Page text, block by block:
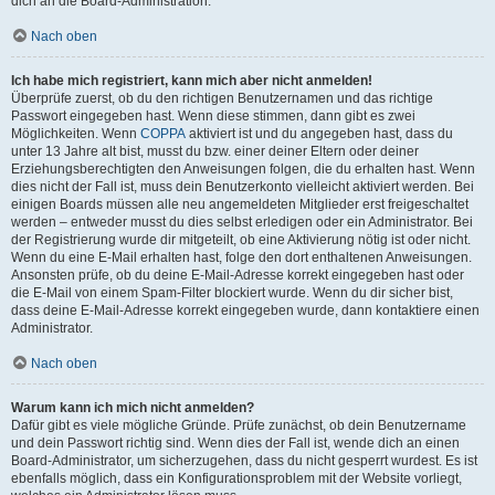
Nach oben
Ich habe mich registriert, kann mich aber nicht anmelden!
Überprüfe zuerst, ob du den richtigen Benutzernamen und das richtige
Passwort eingegeben hast. Wenn diese stimmen, dann gibt es zwei
Möglichkeiten. Wenn COPPA aktiviert ist und du angegeben hast, dass du
unter 13 Jahre alt bist, musst du bzw. einer deiner Eltern oder deiner
Erziehungsberechtigten den Anweisungen folgen, die du erhalten hast. Wenn
dies nicht der Fall ist, muss dein Benutzerkonto vielleicht aktiviert werden. Bei
einigen Boards müssen alle neu angemeldeten Mitglieder erst freigeschaltet
werden – entweder musst du dies selbst erledigen oder ein Administrator. Bei
der Registrierung wurde dir mitgeteilt, ob eine Aktivierung nötig ist oder nicht.
Wenn du eine E-Mail erhalten hast, folge den dort enthaltenen Anweisungen.
Ansonsten prüfe, ob du deine E-Mail-Adresse korrekt eingegeben hast oder
die E-Mail von einem Spam-Filter blockiert wurde. Wenn du dir sicher bist,
dass deine E-Mail-Adresse korrekt eingegeben wurde, dann kontaktiere einen
Administrator.
Nach oben
Warum kann ich mich nicht anmelden?
Dafür gibt es viele mögliche Gründe. Prüfe zunächst, ob dein Benutzername
und dein Passwort richtig sind. Wenn dies der Fall ist, wende dich an einen
Board-Administrator, um sicherzugehen, dass du nicht gesperrt wurdest. Es ist
ebenfalls möglich, dass ein Konfigurationsproblem mit der Website vorliegt,